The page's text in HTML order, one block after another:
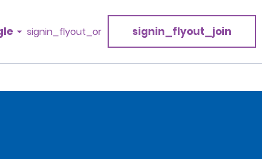
signin_flyout_or signin_flyout_join